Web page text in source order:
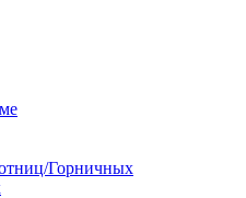
Горничных